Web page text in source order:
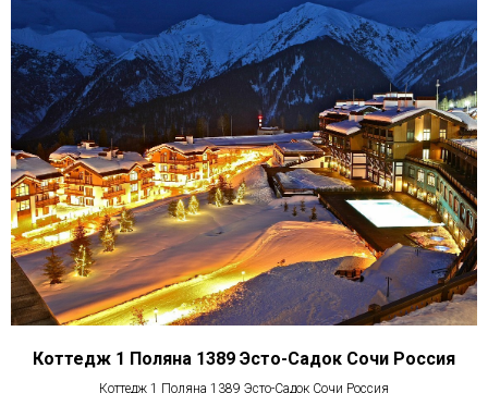
Коттедж 1 Поляна 1389 Эсто-Садок Сочи Россия
Коттедж 1 Поляна 1389 Эсто-Садок Сочи Россия